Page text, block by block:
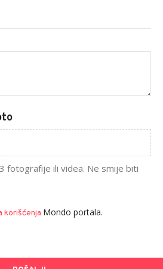
fotografije ili videa. Ne smije biti
korišćenja Mondo portala.